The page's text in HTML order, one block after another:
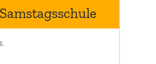
Samstagsschule